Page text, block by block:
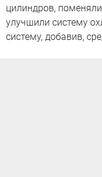
цилиндров,
улучшили систему
систему, добавив,